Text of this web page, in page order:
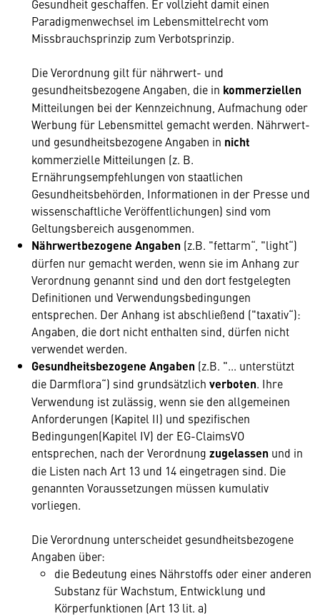
Gesundheit geschaffen. Er vollzieht damit einen
Paradigmenwechsel im Lebensmittelrecht vom
Missbrauchsprinzip zum Verbotsprinzip.
Die Verordnung gilt für nährwert- und
gesundheitsbezogeneAngaben, die in kommerziellen
Mitteilungen bei der Kennzeichnung, Aufmachung oder
Werbung für Lebensmittel gemacht werden. Nährwert-
und gesundheitsbezogene Angaben in nicht
kommerzielle Mitteilungen (z. B.
Ernährungsempfehlungen von staatlichen
Gesundheitsbehörden, Informationen in der Presse und
wissenschaftliche Veröffentlichungen) sind vom
Geltungsbereich ausgenommen.
Nährwertbezogene Angaben (z.B. "fettarm“, "light“)
dürfen nur gemacht werden, wenn sie im Anhang zur
Verordnung genannt sind und den dort festgelegten
Definitionen und Verwendungsbedingungen
entsprechen. Der Anhang ist abschließend ("taxativ“):
Angaben, die dort nicht enthalten sind, dürfen nicht
verwendet werden.
Gesundheitsbezogene Angaben (z.B. "... unterstützt
die Darmflora“) sind grundsätzlich verboten. Ihre
Verwendung ist zulässig, wenn sie den allgemeinen
Anforderungen (Kapitel II) und spezifischen
Bedingungen(Kapitel IV) der EG-ClaimsVO
entsprechen, nach der Verordnung zugelassen und in
die Listen nach Art 13 und 14 eingetragen sind. Die
genannten Voraussetzungen müssen kumulativ
vorliegen.
Die Verordnung unterscheidet gesundheitsbezogene
Angaben über:
die Bedeutung eines Nährstoffs oder einer anderen
Substanz für Wachstum, Entwicklung und
Körperfunktionen (Art 13 lit. a)